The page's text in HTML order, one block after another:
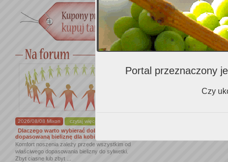
2026/08/08 Mixon czytaj więcej...
Dlaczego warto wybierać dobrze
dopasowaną bieliznę dla kobiet
Komfort noszenia zależy przede wszystkim od
właściwego dopasowania bielizny do sylwetki.
Zbyt ciasne lub zbyt ...
Portal przeznaczony
Czy